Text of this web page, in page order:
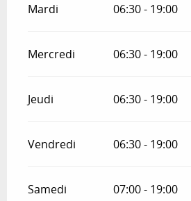
Mardi 06:30 - 19:00
Mercredi 06:30 - 19:00
Jeudi 06:30 - 19:00
Vendredi 06:30 - 19:00
Samedi 07:00 - 19:00